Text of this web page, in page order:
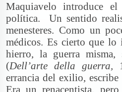
Maquiavelo introduce
política. Un sentido
menesteres. Como un
médicos. Es cierto que
hierro, la guerra
(Dell’arte della guerra,
errancia del exilio,
Era un renacentista,